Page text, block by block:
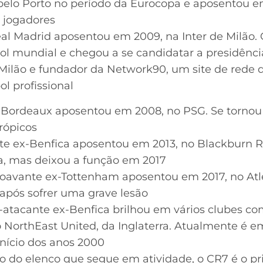
Porto no período da Eurocopa e aposentou
Madrid aposentou em 2009, na Inter de Milão.
mundial e chegou a se candidatar a
e fundador da Network90, um site de rede
profissional
aposentou em 2008, no PSG. Se
ex-Benfica aposentou em 2013, no Blackburn
mas deixou a função em 2017
ex-Tottenham aposentou em 2017, no
sofrer uma grave lesão
atacante ex-Benfica brilhou em vários clubes
NorthEast United, da Inglaterra. Atualmente é
dos anos 2000
do elenco que segue em atividade, o CR7 é o